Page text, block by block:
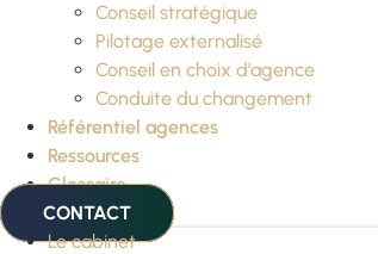
Conseil stratégique
Pilotage externalisé
Conseil en choix d’agence
Conduite du changement
Référentiel agences
Ressources
Glossaire
CONTACT
Le cabinet